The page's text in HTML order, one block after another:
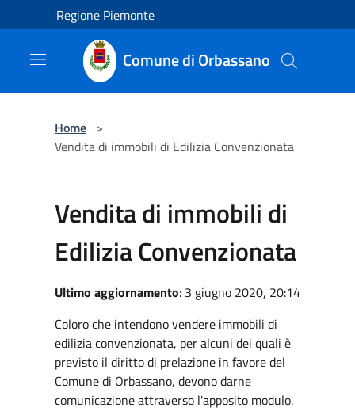
Salta al contenuto principale
Regione Piemonte
Comune di Orbassano
Home >
Vendita di immobili di Edilizia Convenzionata
Vendita di immobili di
Edilizia Convenzionata
Ultimo aggiornamento: 3 giugno 2020, 20:14
Coloro che intendono vendere immobili di
edilizia convenzionata, per alcuni dei quali è
previsto il diritto di prelazione in favore del
Comune di Orbassano, devono darne
comunicazione attraverso l'apposito modulo.